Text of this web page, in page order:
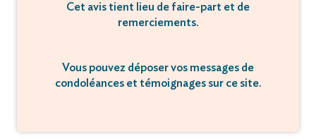
Cet avis tient lieu de faire-part et de
remerciements.
Vous pouvez déposer vos messages de
condoléances et témoignages sur ce site.